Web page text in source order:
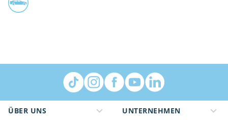
ÜBER UNS UNTERNEHMEN